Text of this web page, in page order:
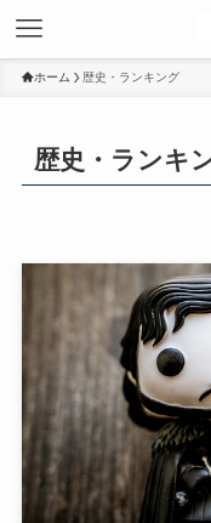
ホーム 歴史・ランキング
歴史・ランキ